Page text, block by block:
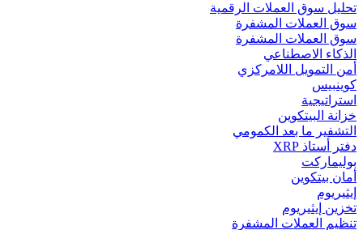
تحليل سوق العملات الرقمية
سوق العملات المشفرة
سوق العملات المشفرة
الذكاء الاصطناعي
أمن التمويل اللامركزي
كوينبيس
استراتيجية
خزانة البيتكوين
التشفير ما بعد الكمومي
دفتر أستاذ XRP
بوليماركت
أمان بيتكوين
إيثيريوم
تخزين إيثيريوم
تنظيم العملات المشفرة